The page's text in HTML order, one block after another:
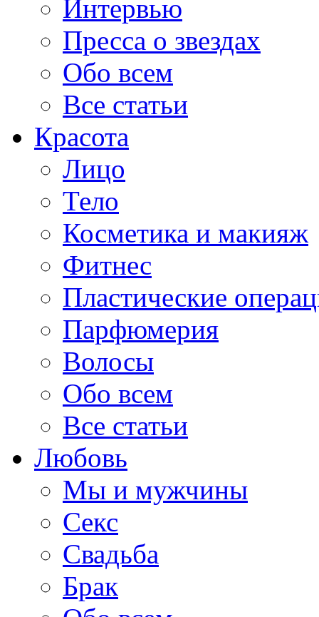
Интервью
Пресса о звездах
Обо всем
Все статьи
Красота
Лицо
Тело
Косметика и макияж
Фитнес
Пластические
Парфюмерия
Волосы
Обо всем
Все статьи
Любовь
Мы и мужчины
Секс
Свадьба
Брак